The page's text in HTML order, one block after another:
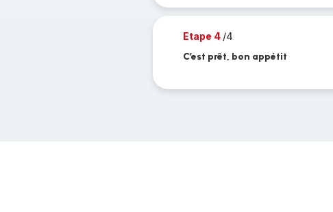
Etape 4 /4
C’est prêt, bon appétit